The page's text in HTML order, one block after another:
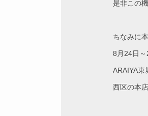
是非この
ちなみに
8月24日
ARAIYA東
西区の本